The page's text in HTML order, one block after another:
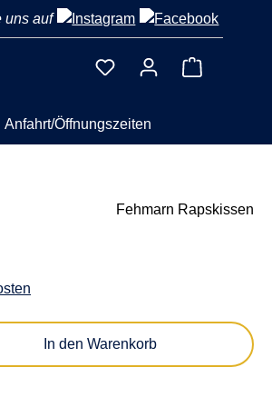
uns auf
Anfahrt/Öffnungszeiten
Fehmarn Rapskissen
gewünschten Wert ein
In den Warenkorb